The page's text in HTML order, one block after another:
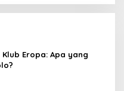
Eropa: Apa yang